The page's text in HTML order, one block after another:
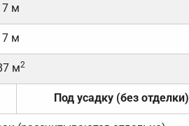
7 м
7 м
м2
Под усадку (без отделки)